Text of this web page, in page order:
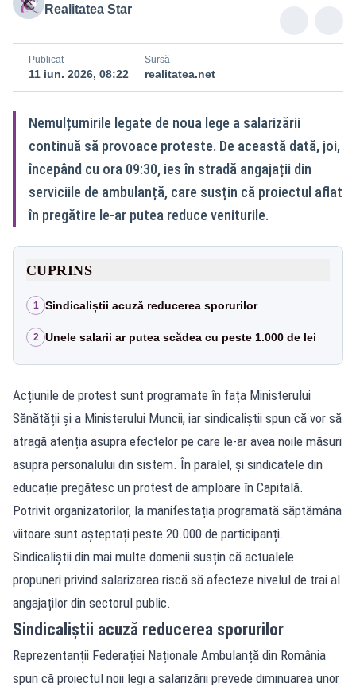
Realitatea Star
Publicat
11 iun. 2026, 08:22
Sursă
realitatea.net
Nemulțumirile legate de noua lege a salarizării
continuă să provoace proteste. De această dată, joi,
începând cu ora 09:30, ies în stradă angajații din
serviciile de ambulanță, care susțin că proiectul aflat
în pregătire le-ar putea reduce veniturile.
CUPRINS
1 Sindicaliștii acuză reducerea sporurilor
2 Unele salarii ar putea scădea cu peste 1.000 de lei
Acțiunile de protest sunt programate în fața Ministerului
Sănătății și a Ministerului Muncii, iar sindicaliștii spun că vor să
atragă atenția asupra efectelor pe care le-ar avea noile măsuri
asupra personalului din sistem. În paralel, și sindicatele din
educație pregătesc un protest de amploare în Capitală.
Potrivit organizatorilor, la manifestația programată săptămâna
viitoare sunt așteptați peste 20.000 de participanți.
Sindicaliștii din mai multe domenii susțin că actualele
propuneri privind salarizarea riscă să afecteze nivelul de trai al
angajaților din sectorul public.
Sindicaliștii acuză reducerea sporurilor
Reprezentanții Federației Naționale Ambulanță din România
spun că proiectul noii legi a salarizării prevede diminuarea unor